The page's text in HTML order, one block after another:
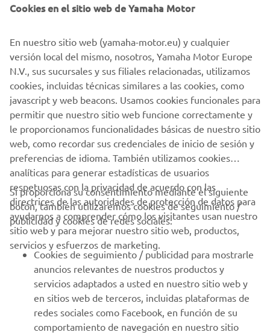
CORPORATIVO
PROFESIONALES
MÁS YAMAHA
AYUDA
BOLETÍN DE NOTICIAS
Sé el primero en enterarte de las últimas ofertas, eventos
especiales, novedades
SUSCRÍBETE
Lea nuestra Política de Privacidad para saber cómo procesamos
sus datos personales: Política de Privacidad
Cookies en el sitio web de Yamaha Motor
En nuestro sitio web (yamaha-motor.eu) y cualquier
versión local del mismo, nosotros, Yamaha Motor Europe
N.V., sus sucursales y sus filiales relacionadas, utilizamos
cookies, incluidas técnicas similares a las cookies, como
javascript y web beacons. Usamos cookies funcionales para
permitir que nuestro sitio web funcione correctamente y
le proporcionamos funcionalidades básicas de nuestro sitio
web, como recordar sus credenciales de inicio de sesión y
preferencias de idioma. También utilizamos cookies
analíticas para generar estadísticas de usuarios
respetuosas con la privacidad de acuerdo con las
directrices de las autoridades de protección de datos para
ayudarnos a comprender cómo los visitantes usan nuestro
sitio web y para mejorar nuestro sitio web, productos,
servicios y esfuerzos de marketing.
Si proporciona su consentimiento mediante el siguiente
botón, también utilizaremos cookies de seguimiento /
publicidad y cookies de redes sociales:
Cookies de seguimiento / publicidad para mostrarle
anuncios relevantes de nuestros productos y
servicios adaptados a usted en nuestro sitio web y
en sitios web de terceros, incluidas plataformas de
redes sociales como Facebook, en función de su
comportamiento de navegación en nuestro sitio